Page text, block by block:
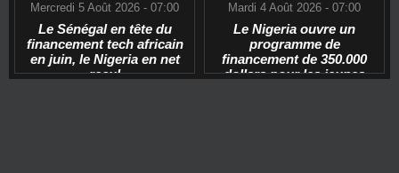
Mercredi 5 Août 2026 - 07:00
Le Sénégal en tête du
financement tech africain
en juin, le Nigeria en net
recul
Mardi 4 Août 2026 - 07:00
Le Nigeria ouvre un
programme de
financement de 350.000
dollars pour les jeunes